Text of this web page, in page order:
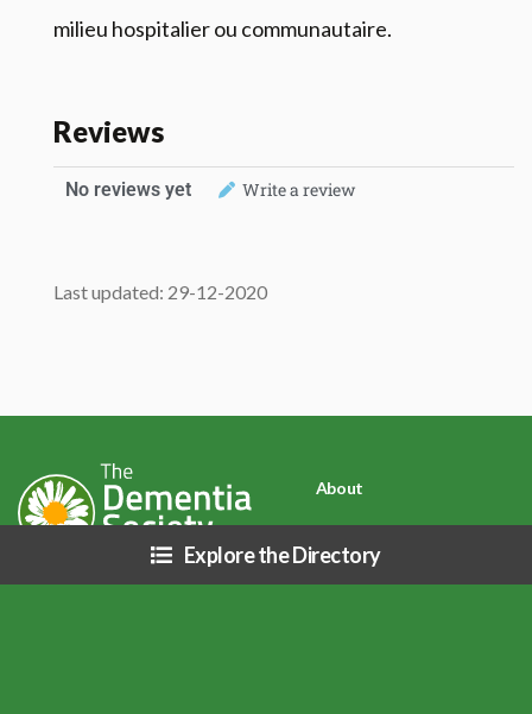
milieu hospitalierou communautaire.
Reviews
No reviews yet Write a review
Last updated: 29-12-2020
About
Privacy Policy
Explore the Directory